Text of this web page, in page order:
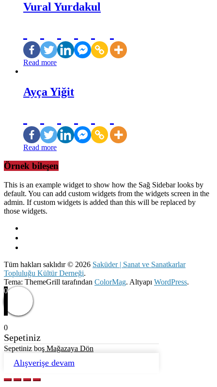
Vural Yurdakul
Read more
Ayça Yiğit
Read more
Örnek bileşen
This is an example widget to show how the Sağ Sidebar looks by
default. You can add custom widgets from the widgets screen in the
admin. If custom widgets is added than this will be replaced by
those widgets.
Tüm hakları saklıdır © 2026 Saküder | Sanat ve Sanatkarlar
Topluluğu Kültür Derneği.
Tema: ThemeGrill tarafından ColorMag. Altyapı WordPress.
0
0
Sepetiniz
Sepetiniz boş Mağazaya Dön
Alışverişe devam